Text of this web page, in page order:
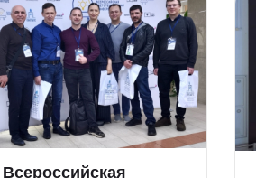
Всероссийская